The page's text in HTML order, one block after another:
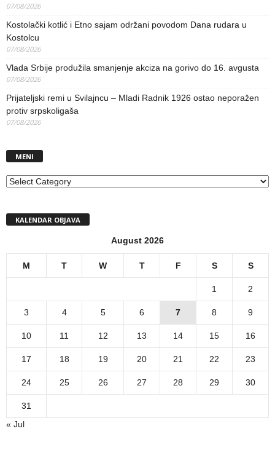
07/08/2026
Kostolački kotlić i Etno sajam održani povodom Dana rudara u
Kostolcu
07/08/2026
Vlada Srbije produžila smanjenje akciza na gorivo do 16. avgusta
07/08/2026
Prijateljski remi u Svilajncu – Mladi Radnik 1926 ostao neporažen
protiv srpskoligaša
07/08/2026
MENI
MENI
KALENDAR OBJAVA
August 2026
M T W T F S S
1 2
3 4 5 6 7 8 9
10 11 12 13 14 15 16
17 18 19 20 21 22 23
24 25 26 27 28 29 30
31
« Jul